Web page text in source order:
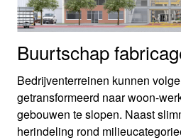
Buurtschap
Bedrijventerreinen kunnen
getransformeerd naar woon-
gebouwen te slopen. Naast
herindeling rond